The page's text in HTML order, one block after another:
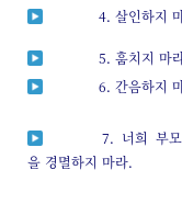
4. 살인하지
5. 훔치지 마
6. 간음하지
7. 너희 부
을 경멸하지 마라.